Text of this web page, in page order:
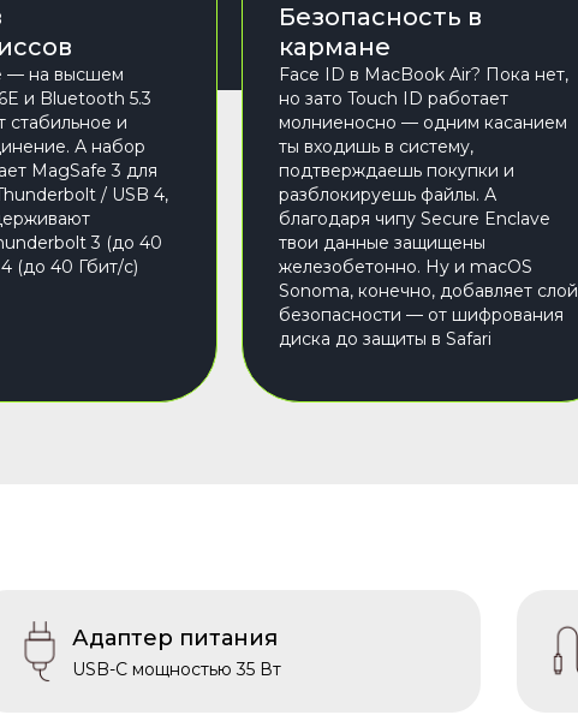
— на высшем
и Bluetooth 5.3
стабильное и
А набор
MagSafe 3 для
/ USB 4,
3 (до 40
(до 40 Гбит/с)
Безопасность в
кармане
Face ID в MacBook Air? Пока нет,
но зато Touch ID работает
молниеносно — одним касанием
ты входишь в систему,
подтверждаешь покупки и
разблокируешь файлы. А
благодаря чипу Secure Enclave
твои данные защищены
железобетонно. Ну и macOS
Sonoma, конечно, добавляет слой
безопасности — от шифрования
диска до защиты в Safari
Адаптер питания
USB-C мощностью 35 Вт